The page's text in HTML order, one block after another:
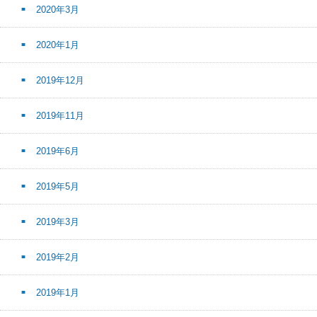
2020年3月
2020年1月
2019年12月
2019年11月
2019年6月
2019年5月
2019年3月
2019年2月
2019年1月